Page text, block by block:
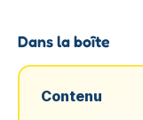
Dans la boîte
Contenu